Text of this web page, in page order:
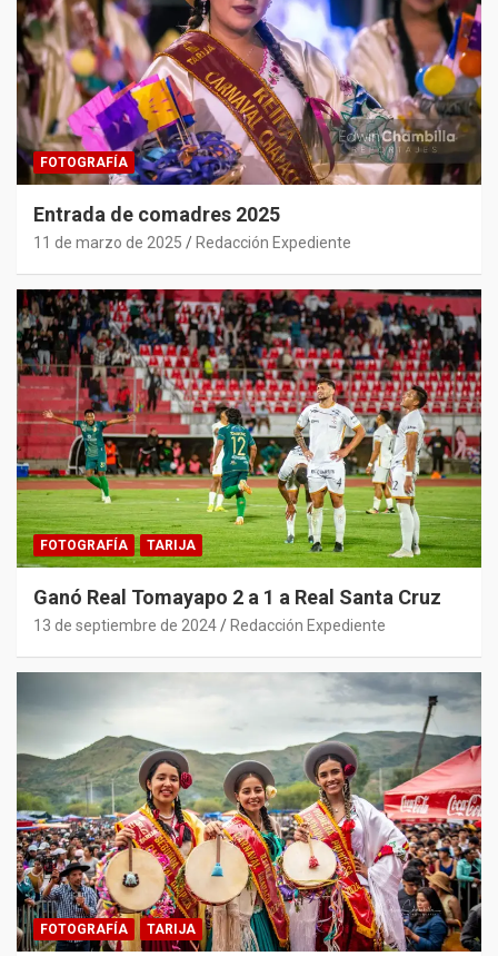
FOTOGRAFÍA
Entrada de comadres 2025
11 de marzo de 2025 Redacción Expediente
FOTOGRAFÍA TARIJA
Ganó Real Tomayapo 2 a 1 a Real Santa Cruz
13 de septiembre de 2024 Redacción Expediente
FOTOGRAFÍA TARIJA